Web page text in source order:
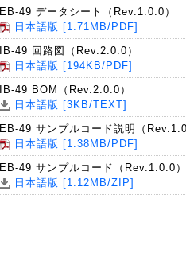
EB-49 データシート（Rev.1.0.0）
日本語版 [1.71MB/PDF]
IB-49 回路図（Rev.2.0.0）
日本語版 [194KB/PDF]
IB-49 BOM（Rev.2.0.0）
日本語版 [3KB/TEXT]
EB-49 サンプルコード説明（
日本語版 [1.38MB/PDF]
EB-49 サンプルコード（Rev.1.0.0）
日本語版 [1.12MB/ZIP]